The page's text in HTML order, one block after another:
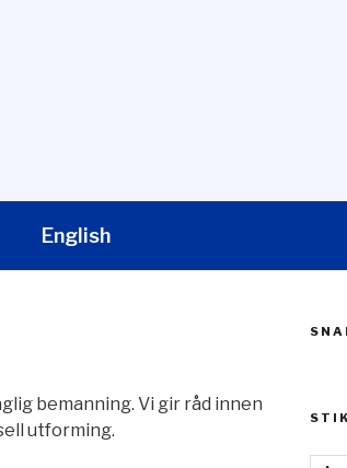
English
bemanning. Vi gir råd innen
utforming.